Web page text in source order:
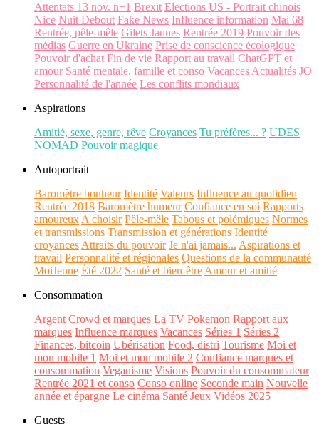
Attentats 13 nov. n+1 Brexit Elections US - Portrait chinois
Nice Nuit Debout Fake News Influence information Mai 68
Rentrée, pêle-mêle Gilets Jaunes Rentrée 2019 Pouvoir des
médias Guerre en Ukraine Prise de conscience écologique
Pouvoir d'achat Fin de vie Rapport au travail ChatGPT et
amour Santé mentale, famille et conso Vacances Actualités JO
Personnalité de l'année Les conflits mondiaux
Aspirations
Amitié, sexe, genre, rêve Croyances Tu préfères... ? UDES
NOMAD Pouvoir magique
Autoportrait
Baromètre bonheur Identité Valeurs Influence au quotidien
Rentrée 2018 Baromètre humeur Confiance en soi Rapports
amoureux A choisir Pêle-mêle Tabous et polémiques Normes
et transmissions Transmission et générations Identité
croyances Attraits du pouvoir Je n'ai jamais... Aspirations et
travail Personnalité et régionales Questions de la communauté
MoiJeune Été 2022 Santé et bien-être Amour et amitié
Consommation
Argent Crowd et marques La TV Pokemon Rapport aux
marques Influence marques Vacances Séries 1 Séries 2
Finances, bitcoin Ubérisation Food, distri Tourisme Moi et
mon mobile 1 Moi et mon mobile 2 Confiance marques et
consommation Veganisme Visions Pouvoir du consommateur
Rentrée 2021 et conso Conso online Seconde main Nouvelle
année et épargne Le cinéma Santé Jeux Vidéos 2025
Guests